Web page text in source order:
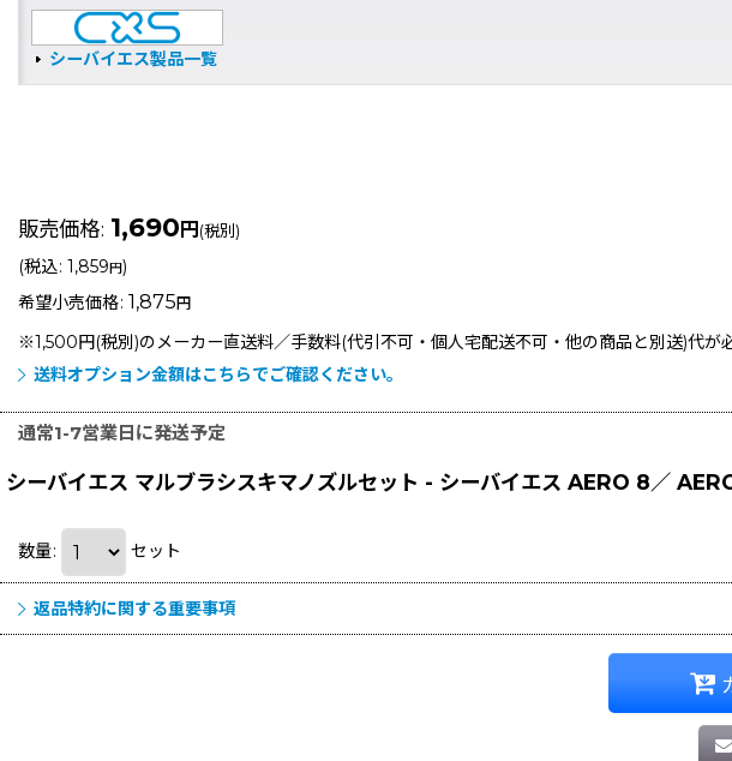
シーバイエス製品一覧
販売価格: 1,690 円 (税別)
(税込: 1,859円)
希望小売価格: 1,875 円
※1,500円(税別)のメーカー直送料／手数料(代引不可・個人宅配送不可・他の商品と別送)代が
送料オプション金額はこちらでご確認ください。
通常1-7営業日に発送予定
シーバイエス マルブラシスキマノズルセット - シーバイエス AERO 8／
数量: セット
返品特約に関する重要事項